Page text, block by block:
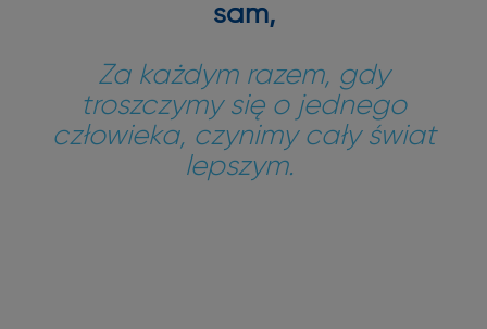
sam,
Za każdym razem, gdy
troszczymy się o jednego
człowieka, czynimy cały świat
lepszym.